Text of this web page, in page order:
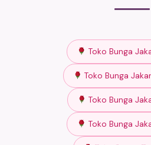
Toko Bunga
Toko Bunga
Toko Bunga
Toko Bunga